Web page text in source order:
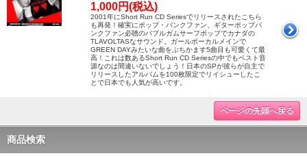
1,000円(税込)
2001年にShort Run CD Seriesでリリースされたこちら
も再発！確実にポップ・パンクファン、ギターポップパ
ンクファン必聴のバブルガムサーフポップでカナダの
TLAVOLTASなサウンド。ガールボーカルメインで
GREEN DAYみたいな曲をぶちかます5曲目も可愛くて最
高！これは数あるShort Run CD Seriesの中でもベスト音
源なのは間違いないでしょう！日本のSPが彼らが自主で
リリースしたアルバムを100枚限定でリイシューしたこ
とで日本でも人気が高いです。
ページの先頭へ戻る
商品検索